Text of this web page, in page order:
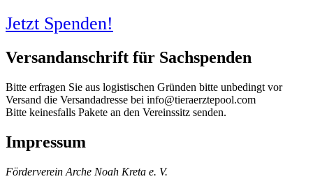
Jetzt Spenden!
Versandanschrift für Sachspenden
Bitte erfragen Sie aus logistischen Gründen bitte unbedingt vor
Versand die Versandadresse bei info@tieraerztepool.com
Bitte keinesfalls Pakete an den Vereinssitz senden.
Impressum
Förderverein Arche Noah Kreta e. V.